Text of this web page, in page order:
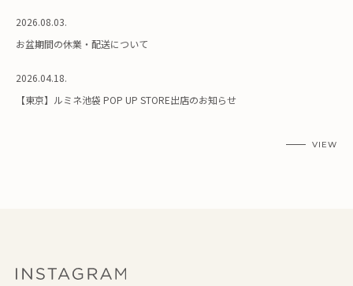
2026.08.03.
お盆期間の休業・配送について
2026.04.18.
【東京】ルミネ池袋 POP UP STORE出店のお知らせ
VIEW